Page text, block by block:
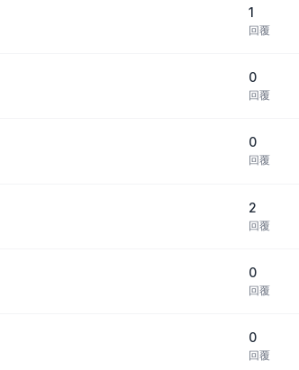
1
回覆
0
回覆
0
回覆
2
回覆
0
回覆
0
回覆